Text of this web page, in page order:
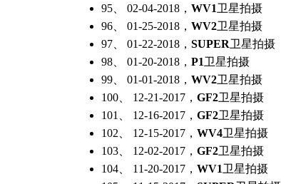
95、 02-04-2018， WV1卫星拍摄
96、 01-25-2018， WV2卫星拍摄
97、 01-22-2018， SUPER卫星拍摄
98、 01-20-2018， P1卫星拍摄
99、 01-01-2018， WV2卫星拍摄
100、 12-21-2017， GF2卫星拍摄
101、 12-16-2017， GF2卫星拍摄
102、 12-15-2017， WV4卫星拍摄
103、 12-02-2017， GF2卫星拍摄
104、 11-20-2017， WV1卫星拍摄